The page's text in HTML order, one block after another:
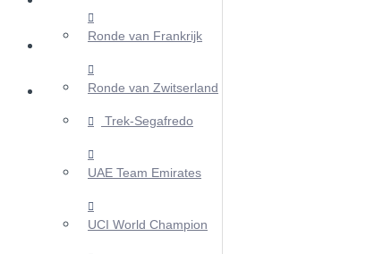
WIELRENPET
WIELERVEST
Ronde van Frankrijk
Ronde van Zwitserland
Trek-Segafredo
UAE Team Emirates
UCI World Champion